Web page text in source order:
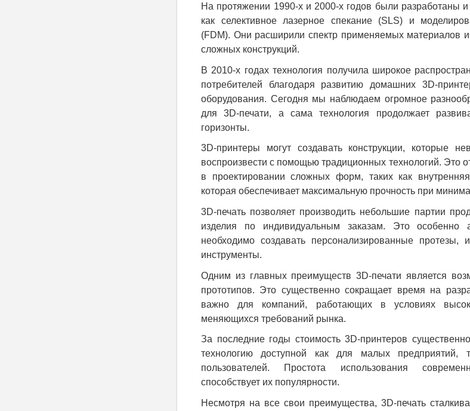
На протяжении 1990-х и 2000-х годов были разработаны и
как селективное лазерное спекание (SLS) и
(FDM). Они расширили спектр применяемых материалов
сложных конструкций.
В 2010-х годах технология получила широкое
потребителей благодаря развитию домашних 3D-
оборудования. Сегодня мы наблюдаем огромное
для 3D-печати, а сама технология продолжает
горизонты.
3D-принтеры могут создавать конструкции, которые
воспроизвести с помощью традиционных технологий. Это
в проектировании сложных форм, таких как
которая обеспечивает максимальную прочность при
3D-печать позволяет производить небольшие партии
изделия по индивидуальным заказам. Это особенно
необходимо создавать персонализированные протезы,
инструменты.
Одним из главных преимуществ 3D-печати является
прототипов. Это существенно сокращает время на
важно для компаний, работающих в условиях
меняющихся требований рынка.
За последние годы стоимость 3D-принтеров
технологию доступной как для малых предприятий,
пользователей. Простота использования
способствует их популярности.
Несмотря на все свои преимущества, 3D-печать